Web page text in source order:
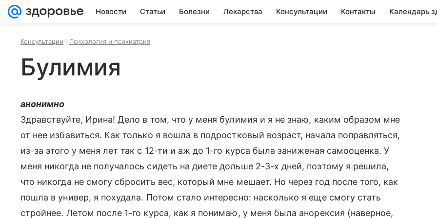
Новости Статьи Болезни Лекарства Консультации Контакты Календарь
Консультации Психология и психиатрия
Булимия
анонимно
Здравствуйте, Ирина! Дело в том, что у меня булимия и я не знаю, каким образом мне
от нее избавиться. Как только я вошла в подростковый возраст, начала поправляться,
из-за этого у меня лет так с 12-ти и аж до 1-го курса была заниженая самооценка. У
меня никогда не получалось сидеть на диете дольше 2-3-х дней, поэтому я решила,
что никогда не смогу сбросить вес, который мне мешает. Но через год после того, как
пошла в универ, я похудала. Потом стало интересно: насколько я еще смогу стать
стройнее. Летом после 1-го курса, как я понимаю, у меня была анорексия (наверное,